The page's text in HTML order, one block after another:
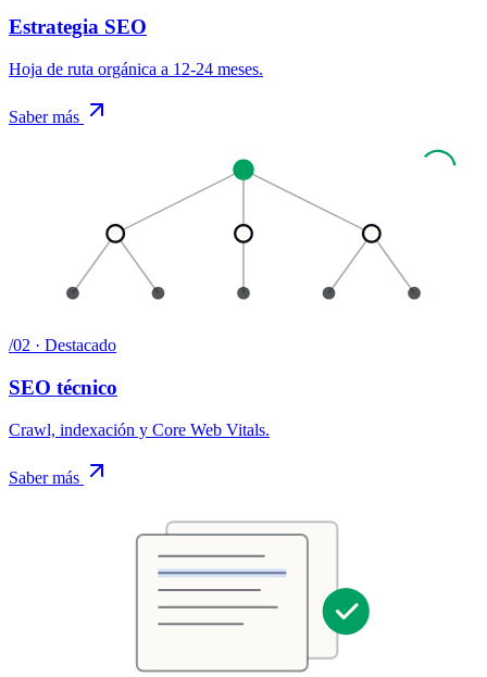
Estrategia SEO
Hoja de ruta orgánica a 12-24 meses.
Saber más
/02 · Destacado
SEO técnico
Crawl, indexación y Core Web Vitals.
Saber más